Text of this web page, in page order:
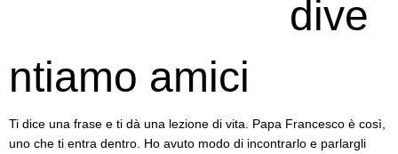
dive
ntiamo amici
Ti dice una frase e ti dà una lezione di vita. Papa Francesco è così,
uno che ti entra dentro. Ho avuto modo di incontrarlo e parlargli